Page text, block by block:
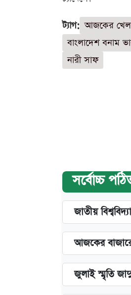
ট্যাগ: আজকের
বাংলাদেশ বনাম
নারী সাফ
সর্বোচ্চ
জাতীয়
আজকের
জুলাই স্মৃতি